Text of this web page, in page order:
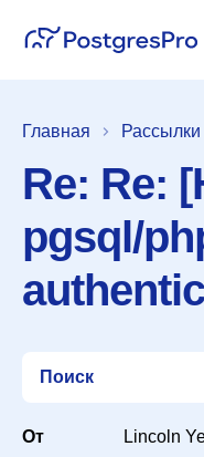
Главная Рассылки
Re: Re:
pgsql/
Поиск
От
Lincoln